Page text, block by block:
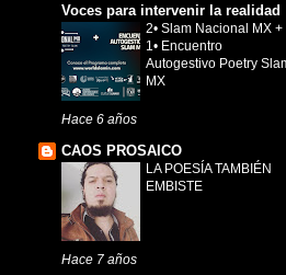
Voces para intervenir la realidad
2• Slam Nacional MX +
1• Encuentro
Autogestivo Poetry
MX
Hace 6 años
CAOS PROSAICO
LA POESÍA TAMBIÉN
EMBISTE
Hace 7 años